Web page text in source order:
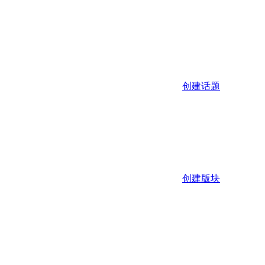
创建话题
创建版块